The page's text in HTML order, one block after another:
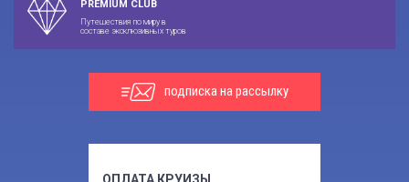
PREMIUM CLUB
Путешествия по миру в
составе эксклюзивных туров
подписка на рассылку